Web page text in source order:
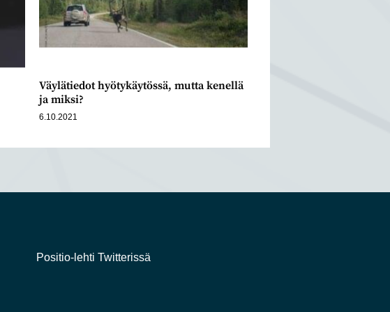
Väylätiedot hyötykäytössä, mutta kenellä
ja miksi?
6.10.2021
Positio-lehti Twitterissä